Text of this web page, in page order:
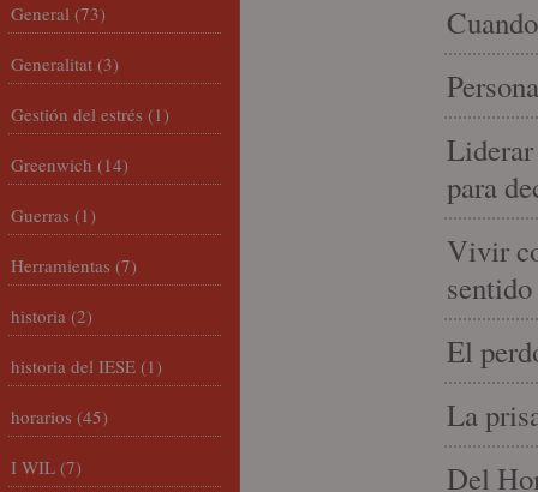
para
Vivir
El
La
Del
General (73)
Generalitat (3)
Gestión del estrés (1)
Greenwich (14)
Guerras (1)
Herramientas (7)
historia (2)
historia del IESE (1)
horarios (45)
I WIL (7)